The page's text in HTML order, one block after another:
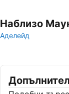
Наблизо
Аделейд